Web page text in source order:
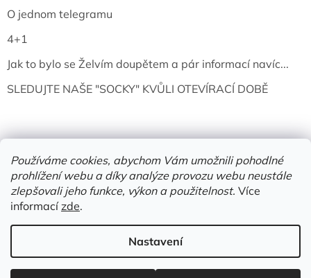
Používáme cookies, abychom Vám umožnili pohodlné
prohlížení webu a díky analýze provozu webu neustále
zlepšovali jeho funkce, výkon a použitelnost. Více
informacízde.
Nastavení
O jednom telegramu
4+1
Jak to bylo se Želvím doupětem a pár informací navíc...
SLEDUJTE NAŠE "SOCKY" KVŮLI OTEVÍRACÍ DOBĚ
Vytvořil Shoptet
Copyright 2026Želví doupě | knihy & vinyly | Mělník. Všechna